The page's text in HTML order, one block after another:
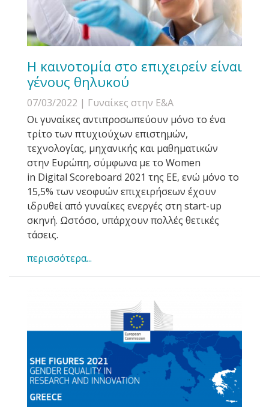
Η καινοτομία στο επιχειρείν είναι
γένους θηλυκού
07/03/2022 | Γυναίκες στην Ε&Α
Οι γυναίκες αντιπροσωπεύουν μόνο το ένα
τρίτο των πτυχιούχων επιστημών,
τεχνολογίας, μηχανικής και μαθηματικών
στην Ευρώπη, σύμφωνα με το Women
in Digital Scoreboard 2021 της ΕΕ, ενώ μόνο το
15,5% των νεοφυών επιχειρήσεων έχουν
ιδρυθεί από γυναίκες ενεργές στη start-up
σκηνή. Ωστόσο, υπάρχουν πολλές θετικές
τάσεις.
περισσότερα...